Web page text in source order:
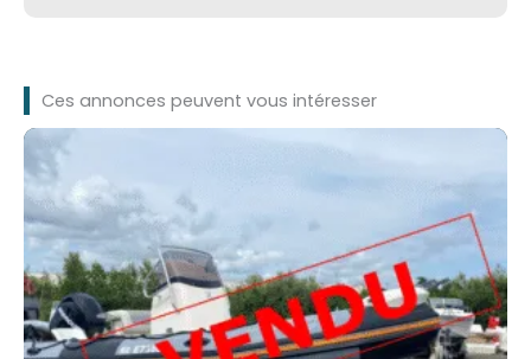
Ces annonces peuvent vous intéresser